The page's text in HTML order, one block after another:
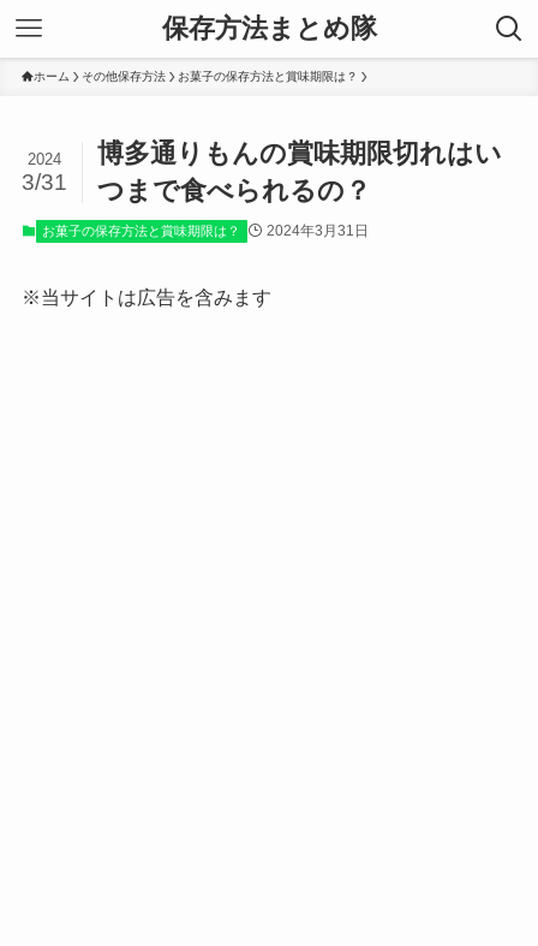
保存方法まとめ隊
ホーム その他保存方法 お菓子の保存方法と賞味期限は？
博多通りもんの賞味期限切れはい
つまで食べられるの？
2024
3/31
お菓子の保存方法と賞味期限は？ 2024年3月31日
※当サイトは広告を含みます